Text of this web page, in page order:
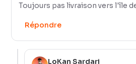
Toujours pas livraison vers l'île
Répondre
LoKan Sardari